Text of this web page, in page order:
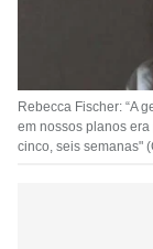
Rebecca Fischer: “A
em nossos planos
cinco, seis semanas"